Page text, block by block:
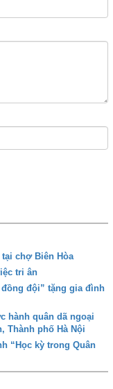
chợ Biên Hòa
tri ân
đội” tặng gia đình
hành quân dã ngoại
Thành phố Hà Nội
“Học kỳ trong Quân